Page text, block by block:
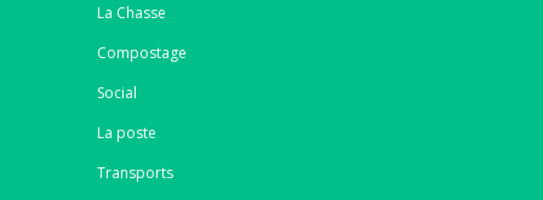
La Chasse
Compostage
Social
La poste
Transports